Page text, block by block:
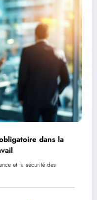
dans la
et la sécurité des